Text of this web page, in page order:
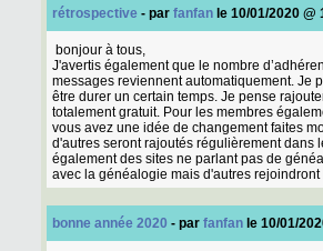
rétrospective - par fanfan le 10/01/2020 @
bonjour à tous,
J'avertis également que le nombre
messages reviennent automatiquement. Je
être durer un certain temps. Je pense
totalement gratuit. Pour les membres
vous avez une idée de changement faites
d'autres seront rajoutés régulièrement dans
également des sites ne parlant pas de
avec la généalogie mais d'autres
bonne année 2020 - par fanfan le 10/01/